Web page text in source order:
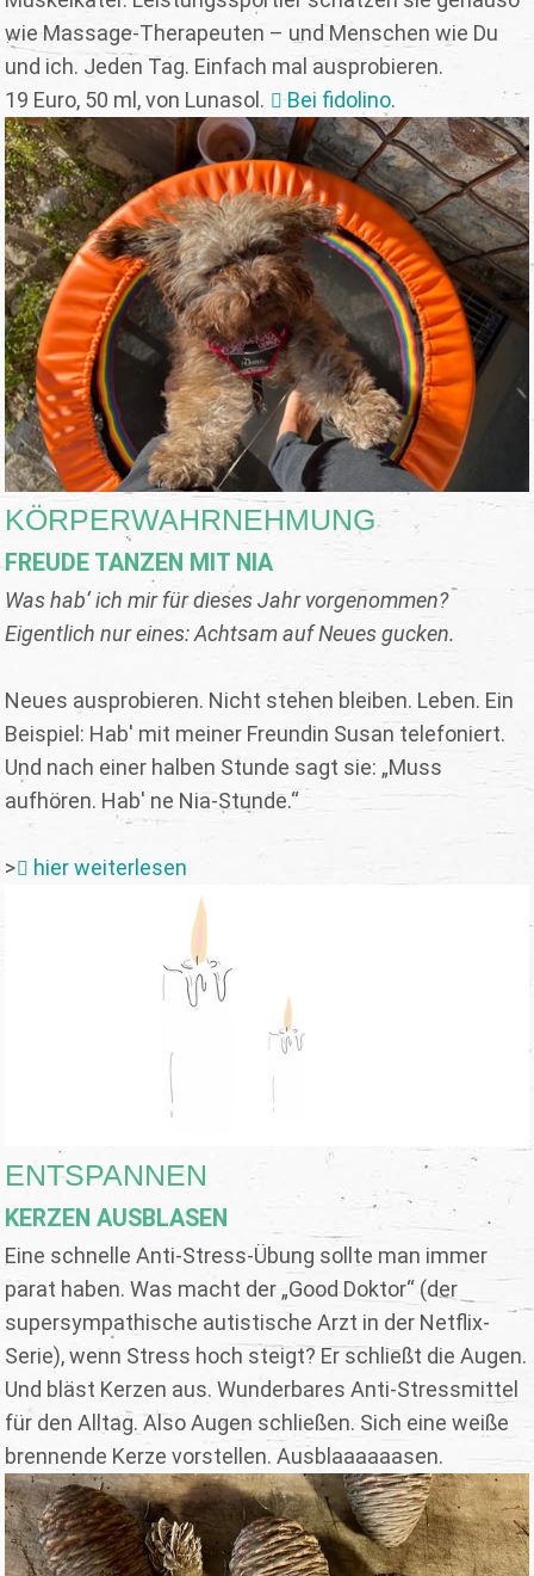
wie Massage-Therapeuten – und Menschen wie Du
und ich. Jeden Tag. Einfach mal ausprobieren.
19 Euro, 50 ml, von Lunasol.
Bei fidolino.
KÖRPERWAHRNEHMUNG
FREUDE TANZEN MIT NIA
Was hab‘ ich mir für dieses Jahr vorgenommen?
Eigentlich nur eines: Achtsam auf Neues gucken.
Neues ausprobieren. Nicht stehen bleiben. Leben. Ein
Beispiel: Hab' mit meiner Freundin Susan telefoniert.
Und nach einer halben Stunde sagt sie: „Muss
aufhören. Hab' ne Nia-Stunde.“
> hier weiterlesen
ENTSPANNEN
KERZEN AUSBLASEN
Eine schnelle Anti-Stress-Übung sollte man immer
parat haben. Was macht der „Good Doktor“ (der
supersympathische autistische Arzt in der Netflix-
Serie), wenn Stress hoch steigt? Er schließt die Augen.
Und bläst Kerzen aus. Wunderbares Anti-Stressmittel
für den Alltag. Also Augen schließen. Sich eine weiße
brennende Kerze vorstellen. Ausblaaaaaasen.